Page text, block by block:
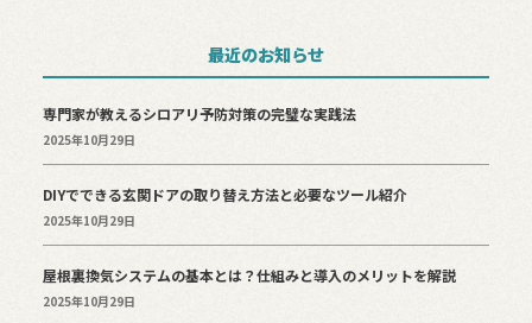
最近のお知らせ
専門家が教えるシロアリ予防対策の完璧な実践法
2025年10月29日
DIYでできる玄関ドアの取り替え方法と必要なツール紹介
2025年10月29日
屋根裏換気システムの基本とは？仕組みと導入のメリットを解説
2025年10月29日